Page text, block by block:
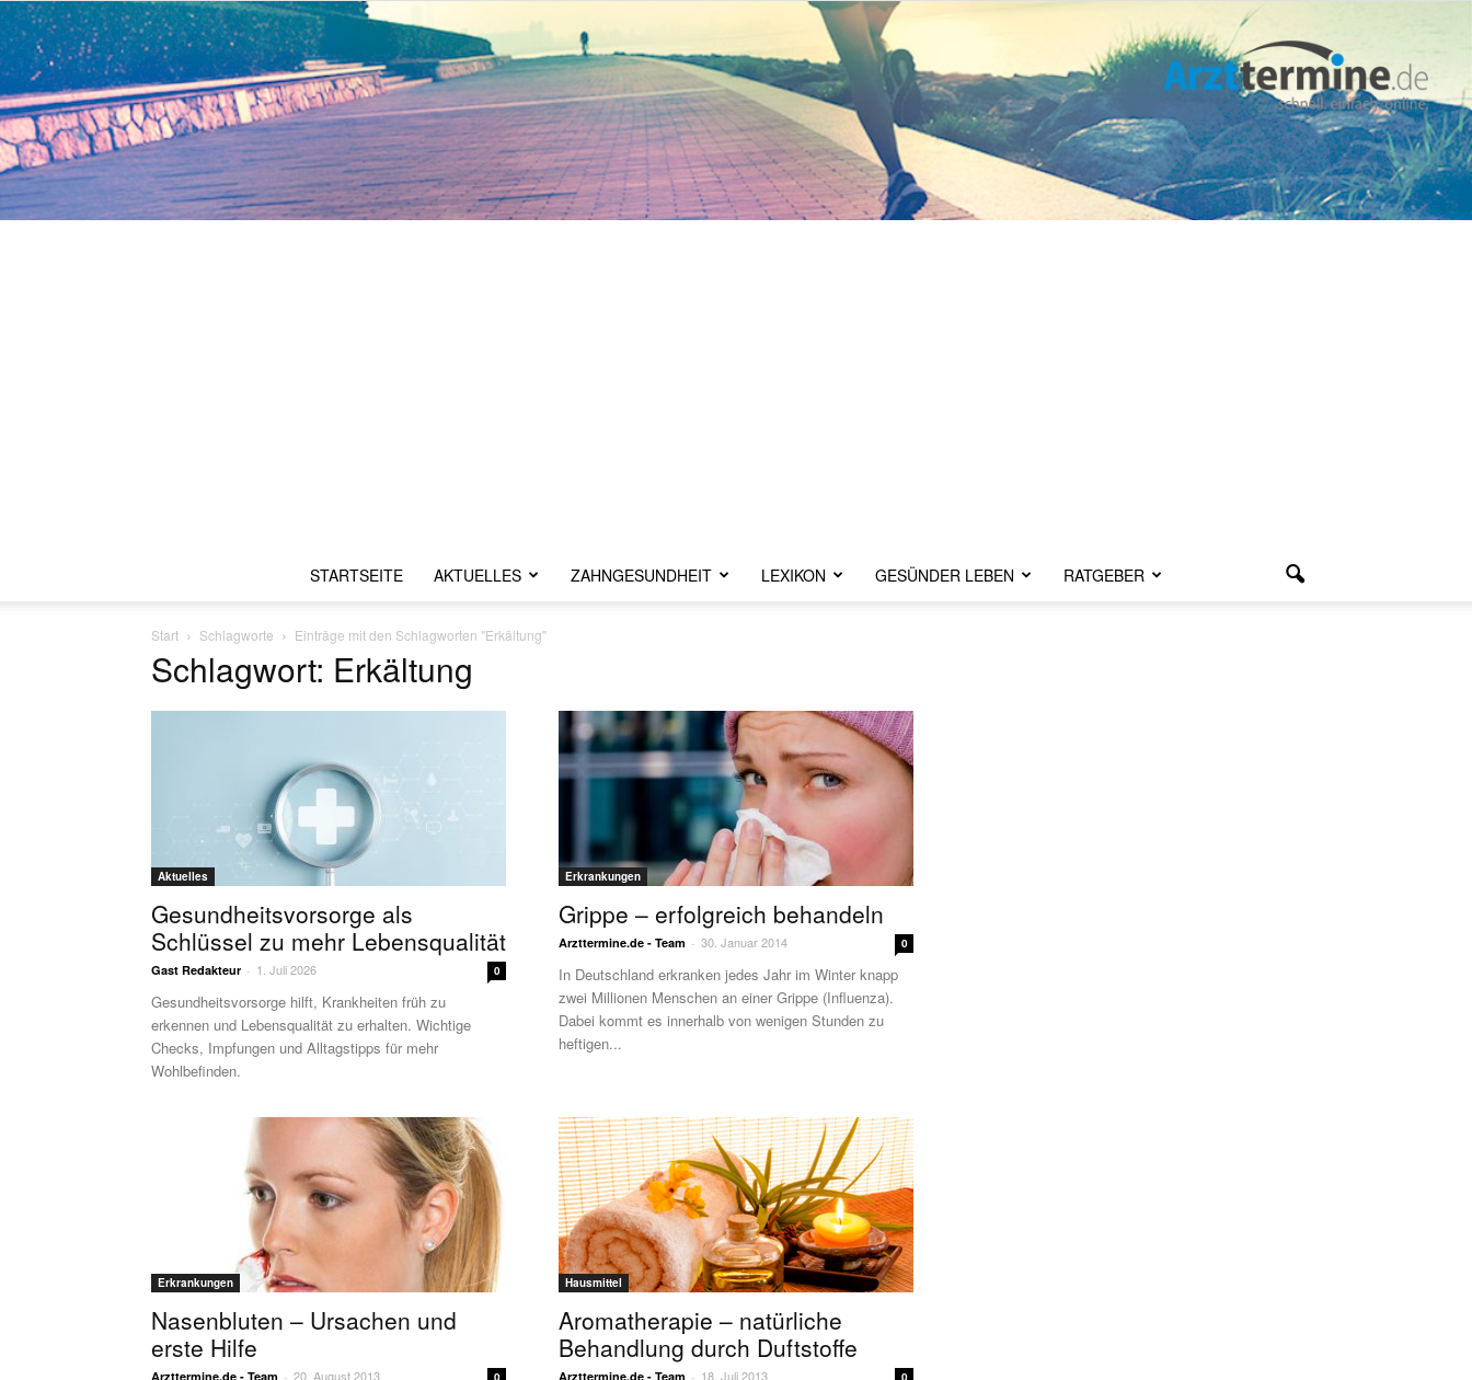
STARTSEITE AKTUELLES ZAHNGESUNDHEIT LEXIKON GESÜNDER LEBEN RATGEBER
Start Schlagworte Einträge mit den Schlagworten "Erkältung"
Schlagwort: Erkältung
Aktuelles
Gesundheitsvorsorge als
Schlüssel zu mehr Lebensqualität
Gast Redakteur - 1. Juli 2026 0
Gesundheitsvorsorge hilft, Krankheiten früh zu
erkennen und Lebensqualität zu erhalten. Wichtige
Checks, Impfungen und Alltagstipps für mehr
Wohlbefinden.
Erkrankungen
Grippe – erfolgreich behandeln
Arzttermine.de - Team - 30. Januar 2014 0
In Deutschland erkranken jedes Jahr im Winter knapp
zwei Millionen Menschen an einer Grippe (Influenza).
Dabei kommt es innerhalb von wenigen Stunden zu
heftigen...
Erkrankungen
Nasenbluten – Ursachen und
erste Hilfe
Arzttermine.de - Team - 20. August 2013 0
Hausmittel
Aromatherapie – natürliche
Behandlung durch Duftstoffe
Arzttermine.de - Team - 18. Juli 2013 0